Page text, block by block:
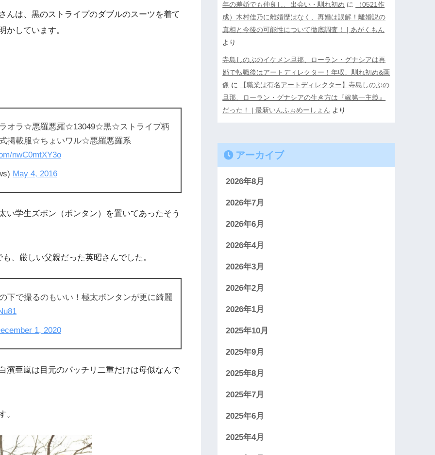
んは、黒のストライプのダブルのスーツを着て
かしています。
オラ☆悪羅悪羅☆13049☆黒☆ストライプ柄
掲載服☆ちょいワル☆悪羅悪羅系
nwC0mtXY3o
May 4, 2016
い学生ズボン（ボンタン）を置いてあったそう
、厳しい父親だった英昭さんでした。
下で撮るのもいい！極太ボンタンが更に綺麗
1, 2020
濱亜嵐は目元のパッチリ二重だけは母似なんで
。
年の差婚でも仲良し、出会い・馴れ初め に
（0521作
成）木村佳乃に離婚歴はなく、再婚は誤解！離婚説の
真相と今後の可能性について徹底調査！ | あがくもん
より
寺島しのぶのイケメン旦那、ローラン・グナシアは再
婚で転職後はアートディレクター！年収、馴れ初め&画
像 に
【職業は有名アートディレクター】寺島しのぶの
旦那、ローラン・グナシアの生き方は『嫁第一主義』
だった！ | 最新いんふぉめーしょん より
アーカイブ
2026年8月
2026年7月
2026年6月
2026年4月
2026年3月
2026年2月
2026年1月
2025年10月
2025年9月
2025年8月
2025年7月
2025年6月
2025年4月